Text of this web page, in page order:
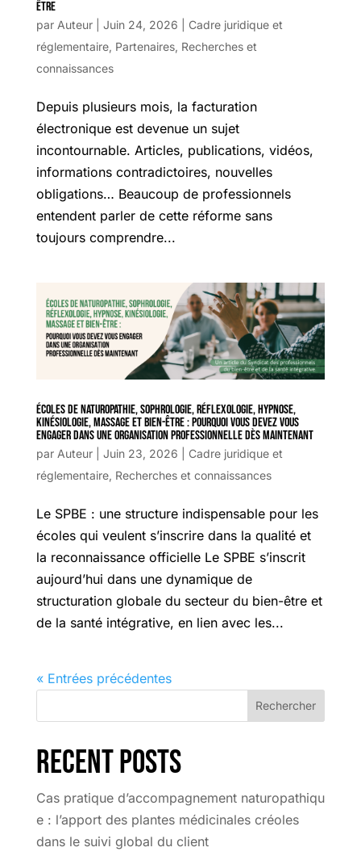
être
par Auteur| Juin 24, 2026
Cadre juridique et
réglementaire, Partenaires, Recherches et
connaissances
Depuis plusieurs mois, la facturation
électronique est devenue un sujet
incontournable. Articles, publications, vidéos,
informations contradictoires, nouvelles
obligations… Beaucoup de professionnels
entendent parler de cette réforme sans
toujours comprendre...
Écoles de naturopathie, sophrologie, réflexologie, hypnose,
kinésiologie, massage et bien-être : pourquoi vous devez vous
engager dans une organisation professionnelle dès maintenant
par Auteur| Juin 23, 2026
Cadre juridique et
réglementaire, Recherches et connaissances
Le SPBE : une structure indispensable pour les
écoles qui veulent s’inscrire dans la qualité et
la reconnaissance officielle Le SPBE s’inscrit
aujourd’hui dans une dynamique de
structuration globale du secteur du bien-être et
de la santé intégrative, en lien avec les...
« Entrées précédentes
Rechercher
Recent Posts
Cas pratique d’accompagnement naturopathiqu
e : l’apport des plantes médicinales créoles
dans le suivi global du client